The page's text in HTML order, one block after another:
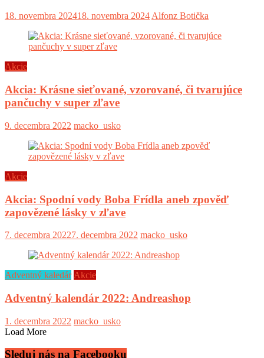
18. novembra 202418. novembra 2024 Alfonz Botička
Akcie
Akcia: Krásne sieťované, vzorované, či tvarujúce
pančuchy v super zľave
9. decembra 2022 macko_usko
Akcie
Akcia: Spodní vody Boba Frídla aneb zpověď
zapovězené lásky v zľave
7. decembra 20227. decembra 2022 macko_usko
Adventný kaledár Akcie
Adventný kalendár 2022: Andreashop
1. decembra 2022 macko_usko
Load More
Sleduj nás na Facebooku